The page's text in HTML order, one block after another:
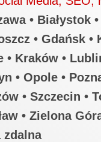
• Białystok •
• Gdańsk •
• Kraków •
• Opole •
• Szczecin •
• Zielona
zdalna